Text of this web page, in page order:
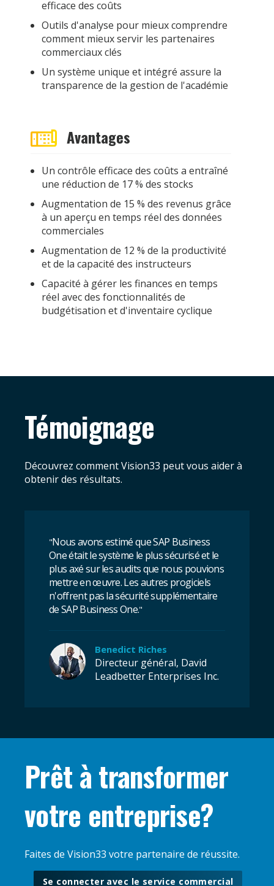
efficace des coûts
Outils d'analyse pour mieux comprendre
comment mieux servir les partenaires
commerciaux clés
Un système unique et intégré assure la
transparence de la gestion de l'académie
Avantages
Un contrôle efficace des coûts a entraîné
une réduction de 17 % des stocks
Augmentation de 15 % des revenus grâce
à un aperçu en temps réel des données
commerciales
Augmentation de 12 % de la productivité
et de la capacité des instructeurs
Capacité à gérer les finances en temps
réel avec des fonctionnalités de
budgétisation et d'inventaire cyclique
Témoignage
Découvrez comment Vision33 peut vous aider à
obtenir des résultats.
"Nous avons estimé que SAP Business
One était le système le plus sécurisé et le
plus axé sur les audits que nous pouvions
mettre en œuvre. Les autres progiciels
n'offrent pas la sécurité supplémentaire
de SAP Business One."
Benedict Riches
Directeur général, David
Leadbetter Enterprises Inc.
Prêt à transformer
votre entreprise?
Faites de Vision33 votre partenaire de réussite.
Se connecter avec le service commercial